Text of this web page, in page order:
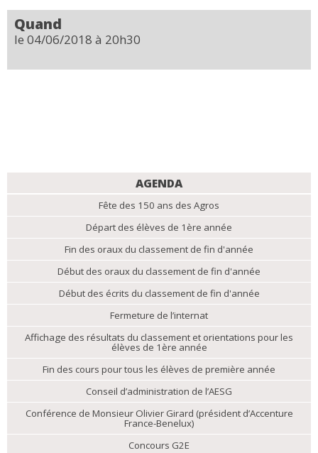
Quand
le 04/06/2018 à 20h30
AGENDA
Fête des 150 ans des Agros
Départ des élèves de 1ère année
Fin des oraux du classement de fin d'année
Début des oraux du classement de fin d'année
Début des écrits du classement de fin d'année
Fermeture de l’internat
Affichage des résultats du classement et orientations pour les
élèves de 1ère année
Fin des cours pour tous les élèves de première année
Conseil d’administration de l’AESG
Conférence de Monsieur Olivier Girard (président d’Accenture
France-Benelux)
Concours G2E